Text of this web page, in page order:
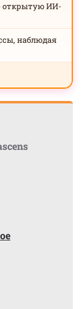
открытую ИИ-
наблюдая